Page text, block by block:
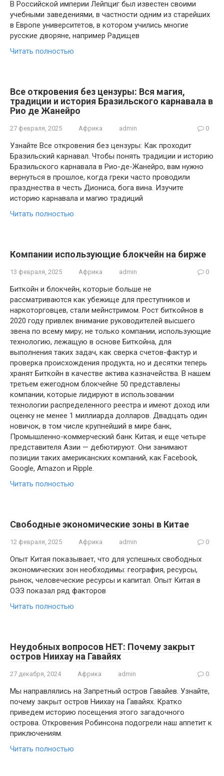
В Российской империи Лейпциг был известен своими
учебными заведениями, в частности одним из старейших
в Европе университетов, в котором учились многие
русские дворяне, например Радищев
Читать полностью
Все откровения без цензуры: Вся магия,
традиции и история Бразильского карнавала в
Рио де Жанейро
27 февраля, 2025 Африка admin 0
Узнайте Все откровения без цензуры: Как проходит
Бразильский карнавал. Чтобы понять традиции и историю
Бразильского карнавала в Рио-де-Жанейро, вам нужно
вернуться в прошлое, когда греки часто проводили
празднества в честь Диониса, бога вина. Изучите
историю карнавала и магию традиций
Читать полностью
Компании использующие блокчейн на бирже
13 февраля, 2025 Африка admin 0
Биткойн и блокчейн, которые больше не
рассматриваются как убежище для преступников и
наркоторговцев, стали мейнстримом. Рост биткойнов в
2020 году привлек внимание руководителей высшего
звена по всему миру; не только компании, использующие
технологию, лежащую в основе Биткойна, для
выполнения таких задач, как сверка счетов-фактур и
проверка происхождения продукта, но и десятки теперь
хранят Биткойн в качестве актива казначейства. В нашем
третьем ежегодном блокчейне 50 представлены
компании, которые лидируют в использовании
технологии распределенного реестра и имеют доход или
оценку не менее 1 миллиарда долларов. Двадцать один
новичок, в том числе крупнейший в мире банк,
Промышленно-коммерческий банк Китая, и еще четыре
представителя Азии — дебютируют. Они занимают
позиции таких американских компаний, как Facebook,
Google, Amazon и Ripple.
Читать полностью
Свободные экономические зоны в Китае
12 февраля, 2025 Африка admin 0
Опыт Китая показывает, что для успешных свободных
экономических зон необходимы: география, ресурсы,
рынок, человеческие ресурсы и капитал. Опыт Китая в
ОЭЗ показал ряд факторов
Читать полностью
Неудобных вопросов НЕТ: Почему закрыт
остров Ниихау на Гавайях
27 декабря, 2024 Африка admin 0
Мы направлялись на Запретный остров Гавайев. Узнайте,
почему закрыт остров Ниихау на Гавайях. Кратко
приведем историю посещения этого загадочного
острова. Откровения Робинсона подогрели наш аппетит к
приключениям.
Читать полностью